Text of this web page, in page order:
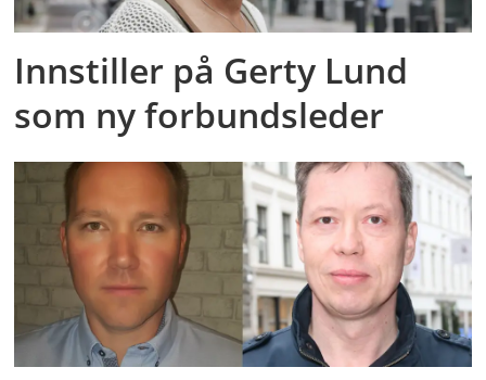
Innstiller på Gerty Lund
som ny forbundsleder